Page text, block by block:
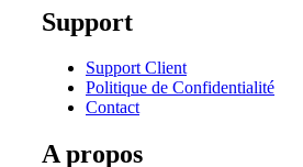
Support
Support Client
Politique de Confidentialité
Contact
A propos